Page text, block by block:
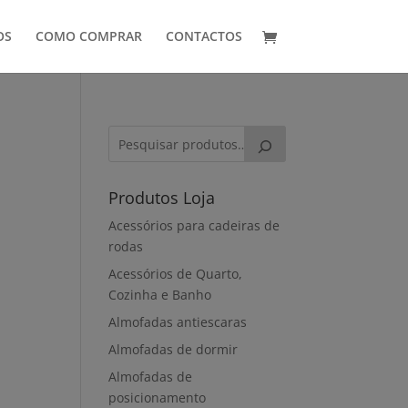
COMO COMPRAR CONTACTOS
Produtos Loja
Acessórios para cadeiras de
rodas
Acessórios de Quarto,
Cozinha e Banho
Almofadas antiescaras
Almofadas de dormir
Almofadas de
posicionamento